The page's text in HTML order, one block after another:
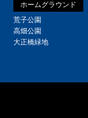
ホームグラウンド
荒子公園
高畑公園
大正橋緑地